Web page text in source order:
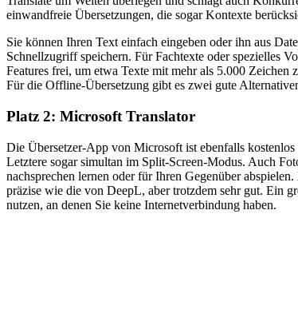
einwandfreie Übersetzungen, die sogar Kontexte
Sie können Ihren Text einfach eingeben oder ihn aus
Schnellzugriff speichern. Für Fachtexte oder spezielles
Features frei, um etwa Texte mit mehr als 5.000
Für die Offline-Übersetzung gibt es zwei gute
Platz 2: Microsoft Translator
Die Übersetzer-App von Microsoft ist ebenfalls
Letztere sogar simultan im Split-Screen-Modus. Auch
nachsprechen lernen oder für Ihren Gegenüber
präzise wie die von DeepL, aber trotzdem sehr gut. Ein
nutzen, an denen Sie keine Internetverbindung haben.